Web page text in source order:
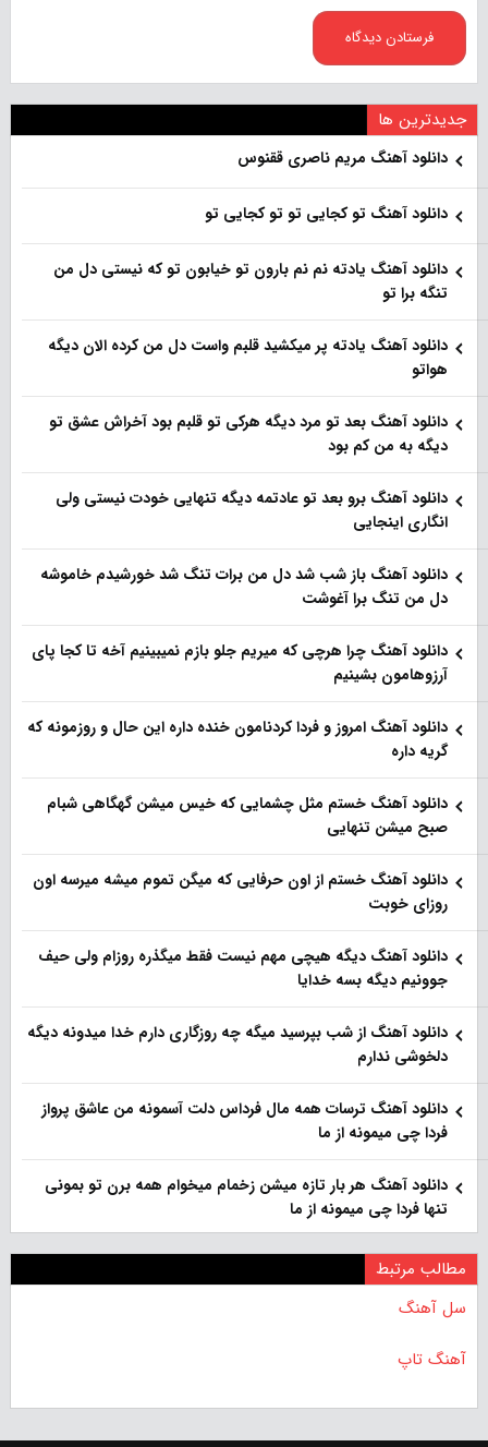
جدیدترین ها
دانلود آهنگ مریم ناصری ققنوس
دانلود آهنگ تو کجایی تو تو کجایی تو
دانلود آهنگ یادته نم نم بارون تو خیابون تو که نیستی دل من
تنگه برا تو
دانلود آهنگ یادته پر میکشید قلبم واست دل من کرده الان دیگه
هواتو
دانلود آهنگ بعد تو مرد دیگه هرکی تو قلبم بود آخراش عشق تو
دیگه به من کم بود
دانلود آهنگ برو بعد تو عادتمه دیگه تنهایی خودت نیستی ولی
انگاری اینجایی
دانلود آهنگ باز شب شد دل من برات تنگ شد خورشیدم خاموشه
دل من تنگ برا آغوشت
دانلود آهنگ چرا هرچی که میریم جلو بازم نمیبینیم آخه تا کجا پای
آرزوهامون بشینیم
دانلود آهنگ امروز و فردا کردنامون خنده داره این حال و روزمونه که
گریه داره
دانلود آهنگ خستم مثل چشمایی که خیس میشن گهگاهی شبام
صبح میشن تنهایی
دانلود آهنگ خستم از اون حرفایی که میگن تموم میشه میرسه اون
روزای خوبت
دانلود آهنگ دیگه هیچی مهم نیست فقط میگذره روزام ولی حیف
جوونیم دیگه بسه خدایا
دانلود آهنگ از شب بپرسید میگه چه روزگاری دارم خدا میدونه دیگه
دلخوشی ندارم
دانلود آهنگ ترسات همه مال فرداس دلت آسمونه من عاشق پرواز
فردا چی میمونه از ما
دانلود آهنگ هر بار تازه میشن زخمام میخوام همه برن تو بمونی
تنها فردا چی میمونه از ما
مطالب مرتبط
سل آهنگ
آهنگ تاپ